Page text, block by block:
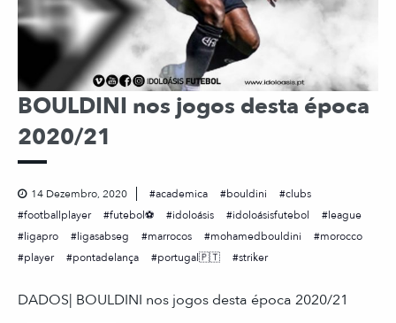
BOULDINI nos jogos desta época
2020/21
14 Dezembro, 2020 academica bouldini
clubs
footballplayer
futebol⚽ idoloásis idoloásisfutebol
league
ligapro
ligasabseg marrocos mohamedbouldini
morocco
player
pontadelança portugal🇵🇹 striker
DADOS| BOULDINI nos jogos desta época 2020/21